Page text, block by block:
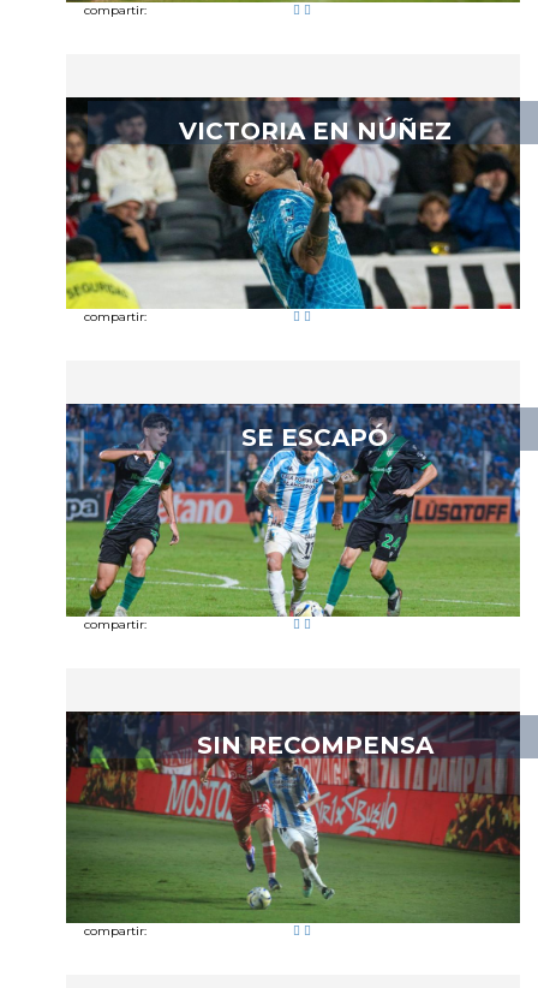
compartir:
VICTORIA EN NÚÑEZ
compartir:
SE ESCAPÓ
compartir:
SIN RECOMPENSA
compartir: